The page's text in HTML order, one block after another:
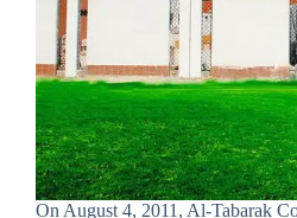
On August 4, 2011, Al-Tabarak